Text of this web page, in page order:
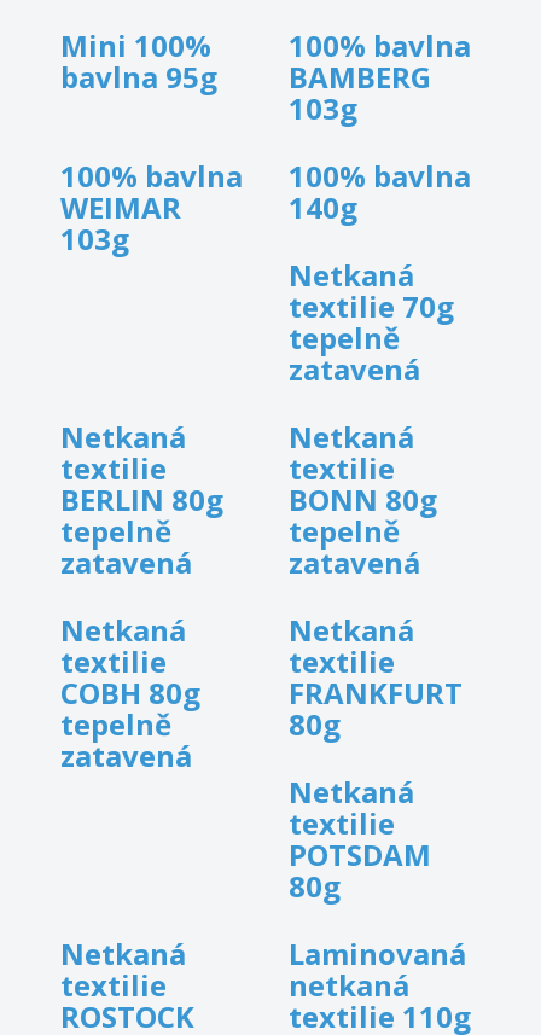
Mini 100%
bavlna 95g
100% bavlna
BAMBERG
103g
100% bavlna
WEIMAR
103g
100% bavlna
140g
Netkaná
textilie 70g
tepelně
zatavená
Netkaná
textilie
BERLIN 80g
tepelně
zatavená
Netkaná
textilie
BONN 80g
tepelně
zatavená
Netkaná
textilie
COBH 80g
tepelně
zatavená
Netkaná
textilie
FRANKFURT
80g
Netkaná
textilie
POTSDAM
80g
Netkaná
textilie
ROSTOCK
Laminovaná
netkaná
textilie 110g